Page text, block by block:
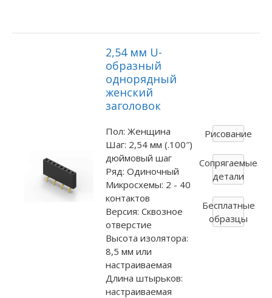
2,54 мм U-
образный
однорядный
женский
заголовок
Пол: Женщина
Шаг: 2,54 мм (.100″)
дюймовый шаг
Ряд: Одиночный
Микросхемы: 2 - 40
контактов
Версия: Сквозное
отверстие
Высота изолятора:
8,5 мм или
настраиваемая
Длина штырьков:
настраиваемая
Рисование
Сопрягаемые
детали
Бесплатные
образцы